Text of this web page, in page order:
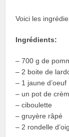
Voici les
Ingrédients:
– 700 g de
– 2 boite de
– 1 jaune d’oeuf
– un pot de
– ciboulette
– gruyère râpé
– 2 rondelle